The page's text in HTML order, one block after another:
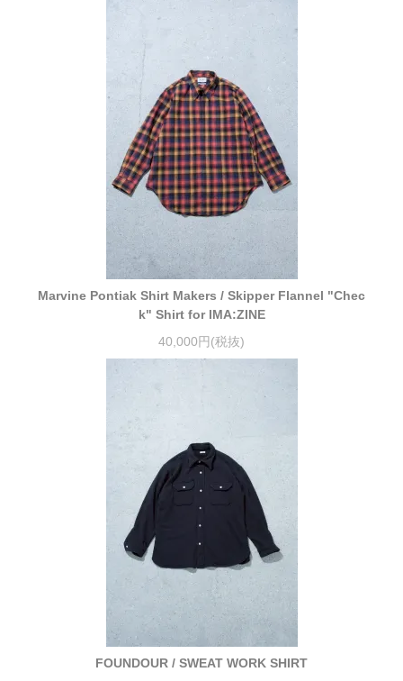
Marvine Pontiak Shirt Makers / Skipper Flannel "Chec
k" Shirt for IMA:ZINE
40,000円(税抜)
FOUNDOUR / SWEAT WORK SHIRT